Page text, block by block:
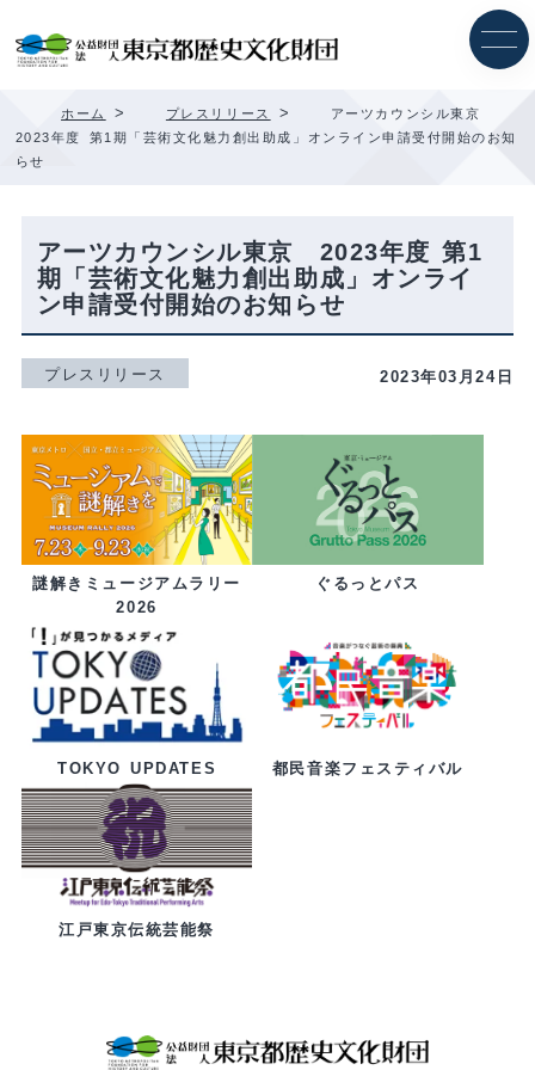
ッ
ホーム > プレスリリース >
アーツカウンシル東京
2023年度 第1期「芸術文化魅力創出助成」オンライン申請受付開始のお知
らせ
アーツカウンシル東京 2023年度 第1
期「芸術文化魅力創出助成」オンライ
ン申請受付開始のお知らせ
プレスリリース 2023年03月24日
謎解きミュージアムラリー
2026
ぐるっとパス
TOKYO UPDATES 都民音楽フェスティバル
江戸東京伝統芸能祭